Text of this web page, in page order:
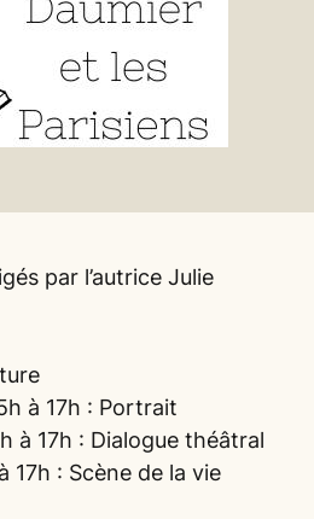
par l’autrice Julie
à 17h : Portrait
à 17h : Dialogue théâtral
17h : Scène de la vie